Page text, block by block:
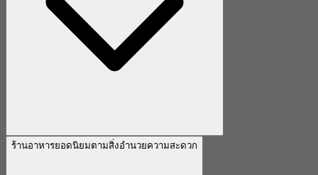
ร้านอาหารยอดนิยมตามสิ่งอำนวยความสะดวก